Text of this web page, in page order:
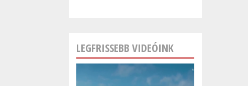
LEGFRISSEBB VIDEÓINK